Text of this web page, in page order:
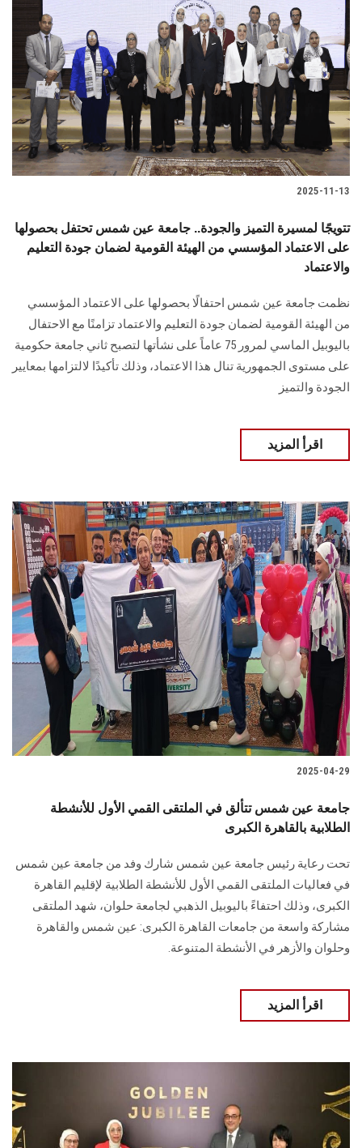
تواصل معنا
الطلاب
هيئة التدريس
الدراسات العليا
الموظفون
سجل الان
2025-11-13
تتويجًا لمسيرة التميز والجودة.. جامعة عين شمس تحتفل بحصولها
على الاعتماد المؤسسي من الهيئة القومية لضمان جودة التعليم
والاعتماد
نظمت جامعة عين شمس احتفالًا بحصولها على الاعتماد المؤسسي
من الهيئة القومية لضمان جودة التعليم والاعتماد تزامنًا مع الاحتفال
باليوبيل الماسي لمرور 75 عاماً على نشأتها لتصبح ثاني جامعة حكومية
على مستوى الجمهورية تنال هذا الاعتماد، وذلك تأكيدًا لالتزامها بمعايير
الجودة والتميز
اقرأ المزيد
2025-04-29
جامعة عين شمس تتألق في الملتقى القمي الأول للأنشطة
الطلابية بالقاهرة الكبرى
تحت رعاية رئيس جامعة عين شمس شارك وفد من جامعة عين شمس
في فعاليات الملتقى القمي الأول للأنشطة الطلابية لإقليم القاهرة
الكبرى، وذلك احتفاءً باليوبيل الذهبي لجامعة حلوان، شهد الملتقى
مشاركة واسعة من جامعات القاهرة الكبرى: عين شمس والقاهرة
وحلوان والأزهر في الأنشطة المتنوعة.
اقرأ المزيد